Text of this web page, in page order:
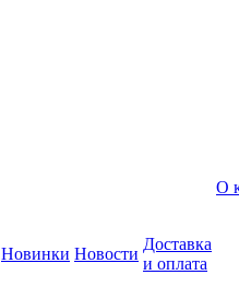
Новинки Новости
Доставка
и оплата
О